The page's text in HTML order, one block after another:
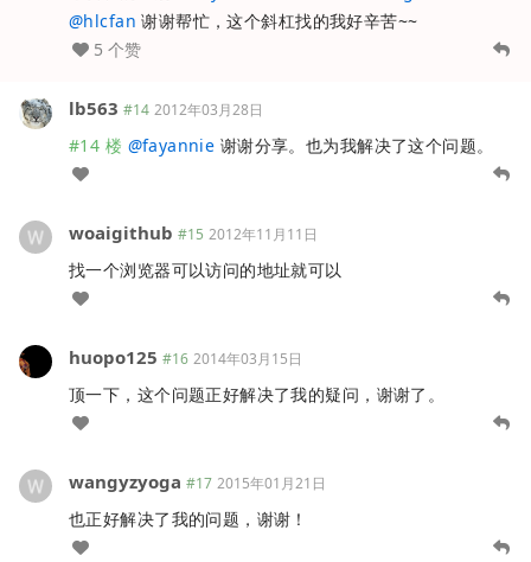
@hlcfan 谢谢帮忙，这个斜杠找的我好辛苦~~
5 个赞
lb563 #14 2012年03月28日
#14 楼 @fayannie 谢谢分享。也为我解决了这个问题。
woaigithub #15 2012年11月11日
找一个浏览器可以访问的地址就可以
huopo125 #16 2014年03月15日
顶一下，这个问题正好解决了我的疑问，谢谢了。
wangyzyoga #17 2015年01月21日
也正好解决了我的问题，谢谢！